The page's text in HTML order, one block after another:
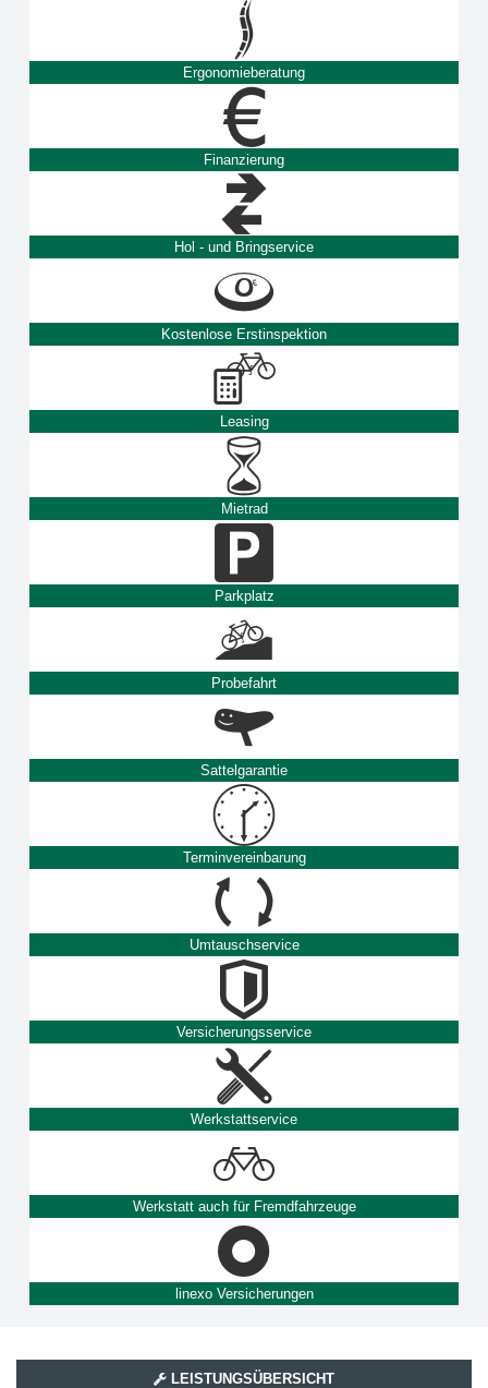
Ergonomieberatung
Finanzierung
Hol - und Bringservice
Kostenlose Erstinspektion
Leasing
Mietrad
Parkplatz
Probefahrt
Sattelgarantie
Terminvereinbarung
Umtauschservice
Versicherungsservice
Werkstattservice
Werkstatt auch für Fremdfahrzeuge
linexo Versicherungen
LEISTUNGSÜBERSICHT